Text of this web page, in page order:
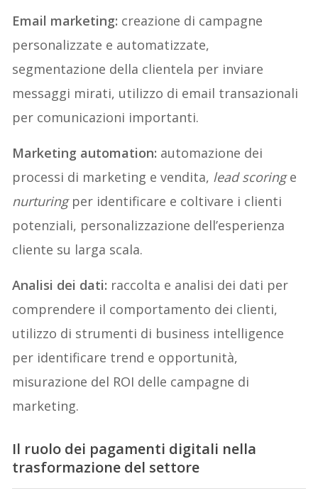
Email marketing: creazione di campagne
personalizzate e automatizzate,
segmentazione della clientela per inviare
messaggi mirati, utilizzo di email transazionali
per comunicazioni importanti.
Marketing automation: automazione dei
processi di marketing e vendita, lead scoringe
nurturingper identificare e coltivare i clienti
potenziali, personalizzazione dell’esperienza
cliente su larga scala.
Analisi dei dati: raccolta e analisi dei dati per
comprendere il comportamento dei clienti,
utilizzo di strumenti di business intelligence
per identificare trend e opportunità,
misurazione del ROI delle campagne di
marketing.
Il ruolo dei pagamenti digitali nella
trasformazione del settore